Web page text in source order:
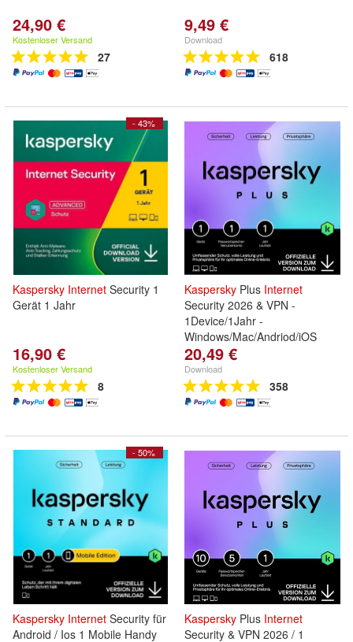
24,90 €
Kostenloser Versand
27
9,49 €
Download
618
- 43%
Kaspersky Internet Security 1
Gerät 1 Jahr
16,90 €
Kostenloser Versand
8
Kaspersky Plus Internet
Security 2026 & VPN -
1Device/1Jahr -
Windows/Mac/Andriod/iOS
20,49 €
Download
358
- 50%
Kaspersky Internet Security für
Android / Ios 1 Mobile Handy
Kaspersky Plus Internet
Security & VPN 2026 / 1